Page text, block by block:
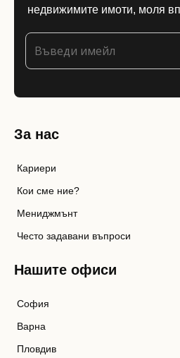
недвижимите имоти, моля
За нас
Кариери
Кои сме ние?
Мениджмънт
Често задавани въпроси
Нашите офиси
София
Варна
Пловдив